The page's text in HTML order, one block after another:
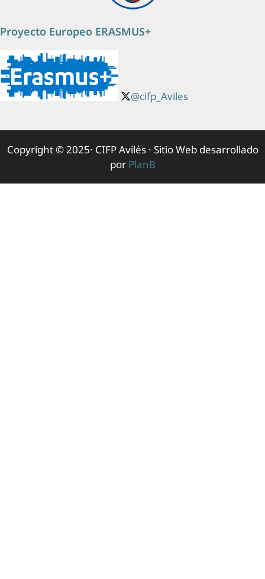
Proyecto Europeo ERASMUS+
@cifp_Aviles
Copyright © 2025· CIFP Avilés · Sitio Web desarrollado
por PlanB